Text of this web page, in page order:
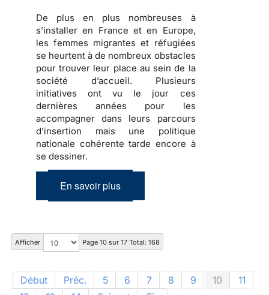
De plus en plus nombreuses à
s’installer en France et en Europe,
lesfemmes migrantes et réfugiées
se heurtent à de nombreux obstacles
pour trouver leur place au sein de la
société d’accueil. Plusieurs
initiatives ont vu le jour ces
dernières années pour les
accompagner dans leurs parcours
d’insertion mais une politique
nationale cohérente tarde encore à
se dessiner.
En savoir plus
Afficher Page 10 sur 17 Total: 168
Début Préc. 5 6 7 8 9 10
11